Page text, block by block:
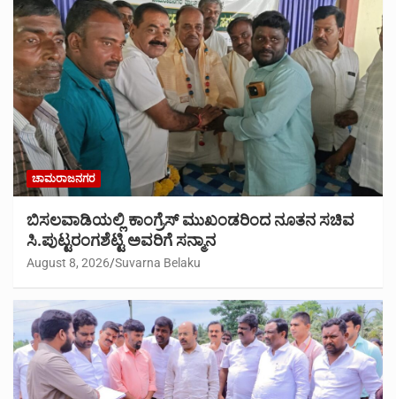
ಚಾಮರಾಜನಗರ
ಬಿಸಲವಾಡಿಯಲ್ಲಿ ಕಾಂಗ್ರೆಸ್ ಮುಖಂಡರಿಂದ ನೂತನ ಸಚಿವ
ಸಿ.ಪುಟ್ಟರಂಗಶೆಟ್ಟಿ ಅವರಿಗೆ ಸನ್ಮಾನ
August 8, 2026 Suvarna Belaku